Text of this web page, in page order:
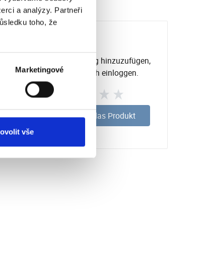
a analýzy. Partneři
toho, že
Marketingové
vše
Um eine Bewertung hinzuzufügen,
müssen Sie sich einloggen.
Bewerten Sie das Produkt